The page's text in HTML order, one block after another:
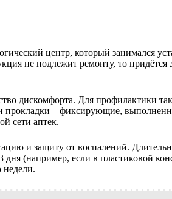
центр, который занимался
не подлежит ремонту, то придётся
дискомфорта. Для профилактики
прокладки – фиксирующие,
сети аптек.
и защиту от воспалений.
(например, если в пластиковой
недели.